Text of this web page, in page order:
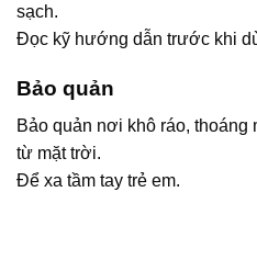
sạch.
Đọc kỹ hướng dẫn trước khi
Bảo quản
Bảo quản nơi khô ráo, thoáng
từ mặt trời.
Để xa tầm tay trẻ em.